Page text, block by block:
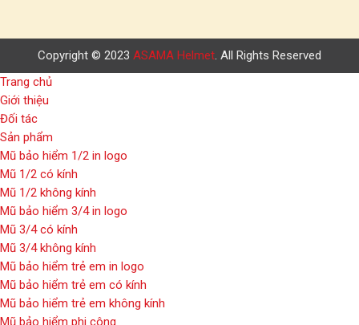
Copyright © 2023 ASAMA Helmet. All Rights Reserved
Trang chủ
Giới thiệu
Đối tác
Sản phẩm
Mũ bảo hiểm 1/2 in logo
Mũ 1/2 có kính
Mũ 1/2 không kính
Mũ bảo hiểm 3/4 in logo
Mũ 3/4 có kính
Mũ 3/4 không kính
Mũ bảo hiểm trẻ em in logo
Mũ bảo hiểm trẻ em có kính
Mũ bảo hiểm trẻ em không kính